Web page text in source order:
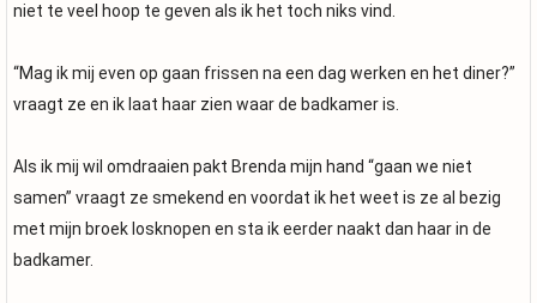
niet te veel hoop te geven als ik het toch niks vind.
“Mag ik mij even op gaan frissen na een dag werken en het diner?”
vraagt ze en ik laat haar zien waar de badkamer is.
Als ik mij wil omdraaien pakt Brenda mijn hand “gaan we niet
samen” vraagt ze smekend en voordat ik het weet is ze al bezig
met mijn broek losknopen en sta ik eerder naakt dan haar in de
badkamer.